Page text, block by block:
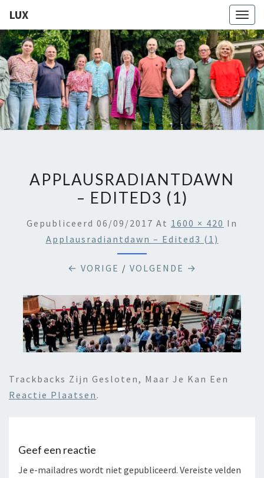
LUX
LUX
Kamerkoor
Onder
Leiding
Van
Angeliki
Ploka
APPLAUSRADIANTDAWN
– EDITED3 (1)
Gepubliceerd 06/09/2017 At 1600 × 420 In
Applausradiantdawn – Edited3 (1)
← VORIGE / VOLGENDE →
Trackbacks Zijn Gesloten, Maar Je Kan Een
Reactie Plaatsen .
Geef een reactie
Je e-mailadres wordt niet gepubliceerd. Vereiste velden